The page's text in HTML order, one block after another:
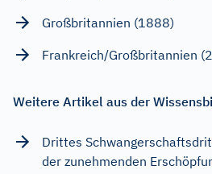
Großbritannien (1888)
Frankreich/Großbritannien
Weitere Artikel aus der
Drittes
der zunehmenden